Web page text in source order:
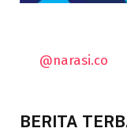
@narasi.co
BERITA